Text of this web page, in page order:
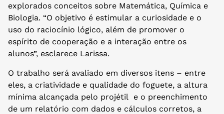
explorados conceitos sobre Matemática, Química e
Biologia. “O objetivo é estimular a curiosidade e o
uso do raciocínio lógico, além de promover o
espírito de cooperação e a interação entre os
alunos”, esclarece Larissa.
O trabalho será avaliado em diversos itens – entre
eles, a criatividade e qualidade do foguete, a altura
mínima alcançada pelo projétil e o preenchimento
de um relatório com dados e cálculos corretos, a